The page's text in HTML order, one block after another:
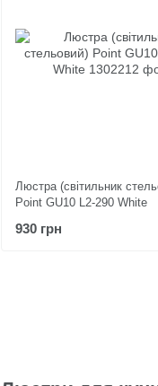
Люстра (світильник
Point GU10 L2-290 White
930 грн